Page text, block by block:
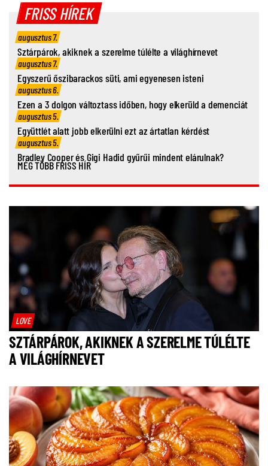
FRISS HÍREK
augusztus 7.
Sztárpárok, akiknek a szerelme túlélte a világhírnevet
augusztus 7.
Egyszerű őszibarackos süti, ami egyenesen isteni
augusztus 6.
Ezen a 3 dolgon változtass időben, hogy elkerüld a demenciát
augusztus 5.
Együttlét alatt jobb elkerülni ezt az ártatlan kérdést
augusztus 5.
Bradley Cooper és Gigi Hadid gyűrűi mindent elárulnak?
MÉG TÖBB FRISS HÍR
LOVE
SZTÁRPÁROK, AKIKNEK A SZERELME TÚLÉLTE
A VILÁGHÍRNEVET